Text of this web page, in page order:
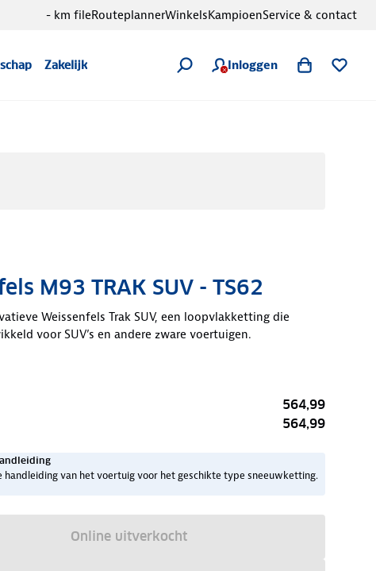
Zakelijk Inloggen
- km fileRouteplannerWinkelsKampioenService & contact
M93 TRAK SUV - TS62
Weissenfels Trak SUV, een loopvlakketting die
voor SUV’s en andere zware voertuigen.
564,99
564,99
handleiding van het voertuig voor het geschikte type sneeuwketting.
Online uitverkocht